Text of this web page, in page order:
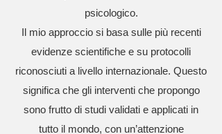
psicologico.
Il mio approccio si basa sulle più recenti
evidenze scientifiche e su protocolli
riconosciuti a livello internazionale. Questo
significa che gli interventi che propongo
sono frutto di studi validati e applicati in
tutto il mondo, con un’attenzione